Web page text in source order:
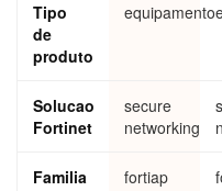
Tipo
de
produto
equipamento
Solucao
Fortinet
secure
networking
Familia fortiap